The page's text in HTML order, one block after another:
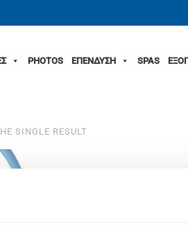
PHOTOS ΕΠΕΝΔΥΣΗ SPAS
SINGLE RESULT